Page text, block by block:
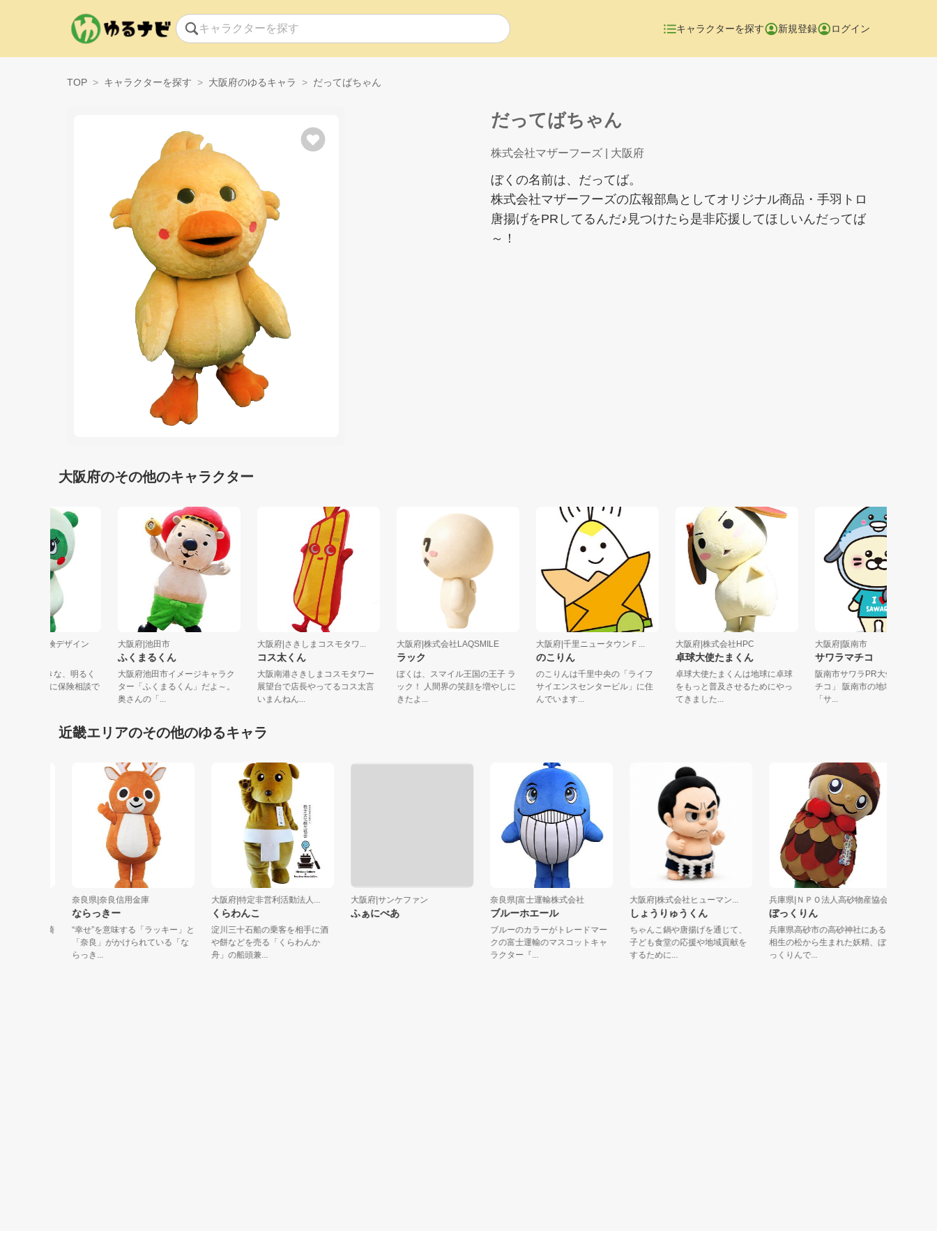
キャラクターを探す 新規登録 ログイン
TOP キャラクターを探す 大阪府のゆるキャラ だってばちゃん
だってばちゃん
株式会社マザーフーズ | 大阪府
ぼくの名前は、だってば。
株式会社マザーフーズの広報部鳥としてオリジナル商品・手羽トロ
唐揚げをPRしてるんだ♪見つけたら是非応援してほしいんだってば
～！
大阪府のその他のキャラクター
阪府|株式会社保険デザイン
ンケーキが大好きな、明るく
気な女の子♪気軽に保険相談で
大阪府|池田市
ふくまるくん
大阪府池田市イメージキャラク
ター「ふくまるくん」だよ～。
奥さんの「...
大阪府|さきしまコスモタワ...
コス太くん
大阪南港さきしまコスモタワー
展望台で店長やってるコス太言
いまんねん...
大阪府|株式会社LAQSMILE
ラック
ぼくは、スマイル王国の王子 ラ
ック！ 人間界の笑顔を増やしに
きたよ...
大阪府|千里ニュータウンＦ...
のこりん
のこりんは千里中央の「ライフ
サイエンスセンタービル」に住
んでいます...
大阪府|株式会社HPC
卓球大使たまくん
卓球大使たまくんは地球に卓球
をもっと普及させるためにやっ
てきました...
大阪府|阪南市
サワラマチコ
阪南市サワラPR大使「サワ
チコ」 阪南市の地域資源で
「サ...
近畿エリアのその他のゆるキャラ
奈良県|奈良信用金庫
ならっきー
“幸せ”を意味する「ラッキー」と
「奈良」がかけられている「な
らっき...
大阪府|特定非営利活動法人...
くらわんこ
淀川三十石船の乗客を相手に酒
や餅などを売る「くらわんか
舟」の船頭兼...
大阪府|サンケファン
ふぁにべあ
奈良県|富士運輸株式会社
ブルーホエール
ブルーのカラーがトレードマー
クの富士運輸のマスコットキャ
ラクター『...
大阪府|株式会社ヒューマン...
しょうりゅうくん
ちゃんこ鍋や唐揚げを通じて、
子ども食堂の応援や地域貢献を
するために...
兵庫県|ＮＰＯ法人高砂物産協会
ぼっくりん
兵庫県高砂市の高砂神社にある
相生の松から生まれた妖精、ぼ
っくりんで...